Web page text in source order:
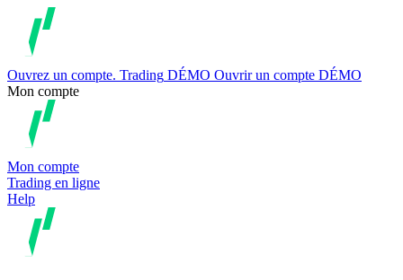
Ouvrez un compte. Trading DÉMO Ouvrir un compte DÉMO
Mon compte
Mon compte
Trading en ligne
Help